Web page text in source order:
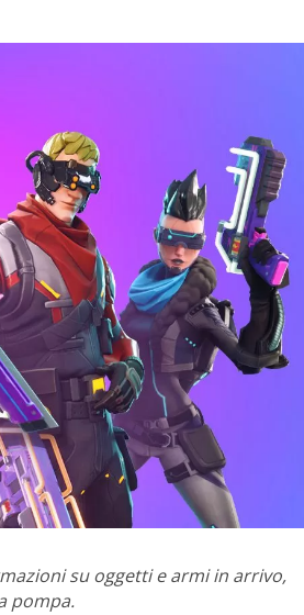
su oggetti e armi in arrivo,
pompa.